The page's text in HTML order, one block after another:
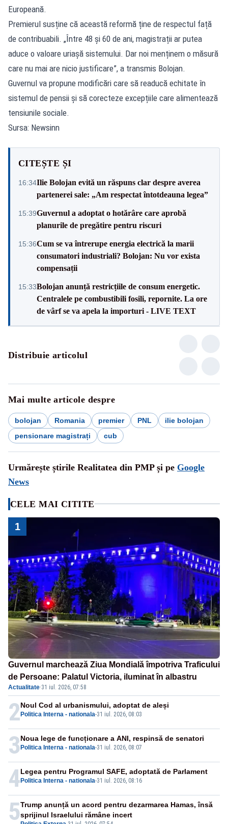
Europeană.
Premierul susține că această reformă ține de respectul față
de contribuabili. „Între 48 și 60 de ani, magistrații ar putea
aduce o valoare uriașă sistemului. Dar noi menținem o măsură
care nu mai are nicio justificare”, a transmis Bolojan.
Guvernul va propune modificări care să readucă echitate în
sistemul de pensii și să corecteze excepțiile care alimentează
tensiunile sociale.
Sursa: Newsinn
CITEȘTE ȘI
16:34Ilie Bolojan evită un răspuns clar despre averea
partenerei sale: „Am respectat întotdeauna legea”
15:39Guvernul a adoptat o hotărâre care aprobă
planurile de pregătire pentru riscuri
15:36Cum se va întrerupe energia electrică la marii
consumatori industriali? Bolojan: Nu vor exista
compensații
15:33Bolojan anunță restricțiile de consum energetic.
Centralele pe combustibili fosili, repornite. La ore
de vârf se va apela la importuri - LIVE TEXT
Distribuie articolul
Mai multe articole despre
bolojan Romania premier PNL
ilie bolojan
pensionare magistrați
cub
Urmărește știrile Realitatea din PMP și pe Google
News
CELE MAI CITITE
1
Guvernul marchează Ziua Mondială împotriva Traficului
de Persoane: Palatul Victoria, iluminat în albastru
Actualitate·31 iul. 2026, 07:58
2 Politica Interna - nationala-31 iul. 2026, 08:03
Noul Cod al urbanismului, adoptat de aleși
3 Politica Interna - nationala-31 iul. 2026, 08:07
Noua lege de funcționare a ANI, respinsă de senatori
4 Politica Interna - nationala-31 iul. 2026, 08:16
Legea pentru Programul SAFE, adoptată de Parlament
5Trump anunță un acord pentru dezarmarea Hamas, însă
sprijinul Israelului rămâne incert